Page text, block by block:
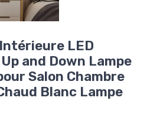
LED
and Down Lampe
Salon Chambre
Blanc Lampe